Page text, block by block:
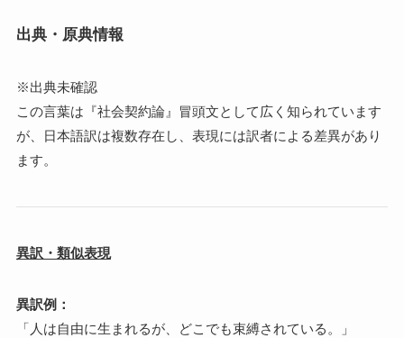
出典・原典情報
※出典未確認
この言葉は『社会契約論』冒頭文として広く知られています
が、日本語訳は複数存在し、表現には訳者による差異があり
ます。
異訳・類似表現
異訳例：
「人は自由に生まれるが、どこでも束縛されている。」